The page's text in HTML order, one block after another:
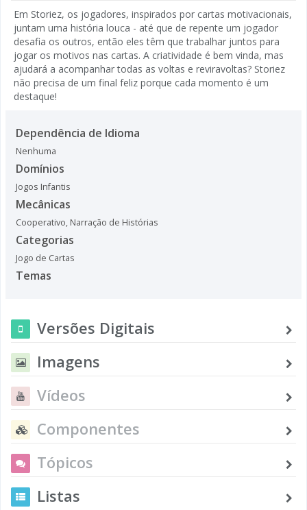
Em Storiez, os jogadores, inspirados por cartas motivacionais,
juntam uma história louca - até que de repente um jogador
desafia os outros, então eles têm que trabalhar juntos para
jogar os motivos nas cartas. A criatividade é bem vinda, mas
ajudará a acompanhar todas as voltas e reviravoltas? Storiez
não precisa de um final feliz porque cada momento é um
destaque!
Dependência de Idioma
Nenhuma
Domínios
Jogos Infantis
Mecânicas
Cooperativo, Narração de Histórias
Categorias
Jogo de Cartas
Temas
Versões Digitais
Imagens
Vídeos
Componentes
Tópicos
Listas